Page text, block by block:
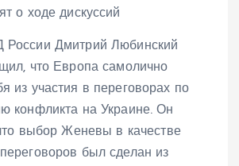
о ходе дискуссий
Дмитрий Любинский
что Европа самолично
из участия в переговорах по
конфликта на Украине. Он
выбор Женевы в качестве
был сделан из